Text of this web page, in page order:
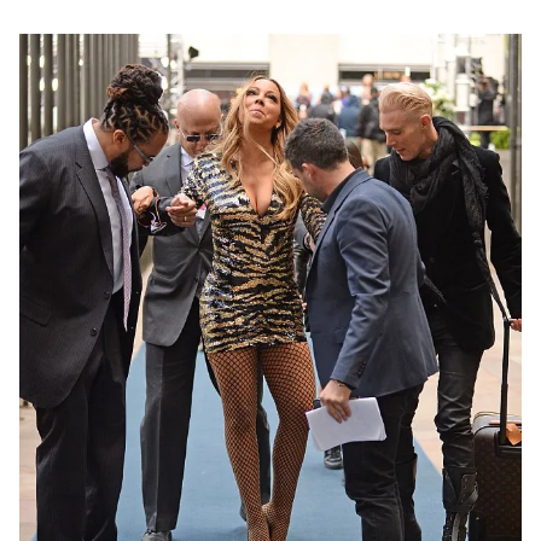
Email:
toasoan@vtv.vn
Liên hệ quảng cáo:024-7300.7108
® Cấm sao chép dưới mọi hình thức nếu không có sự chấp
thuận bằng văn bản. Ghi rõ nguồn VTV.vn khi phát hành lại
thông tin từ website này.